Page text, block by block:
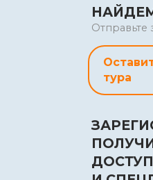
Отправьте
тура